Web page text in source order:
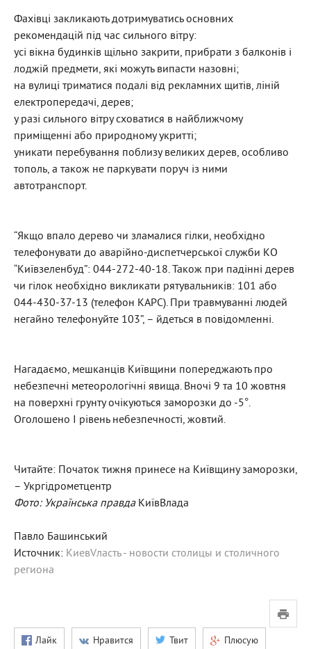
Фахівці закликають дотримуватись основних
рекомендацій під час сильного вітру:
усі вікна будинків щільно закрити, прибрати з балконів і
лоджій предмети, які можуть випасти назовні;
на вулиці триматися подалі від рекламних щитів, ліній
електропередачі, дерев;
у разі сильного вітру сховатися в найближчому
приміщенні або природному укритті;
уникати перебування поблизу великих дерев, особливо
тополь, а також не паркувати поруч із ними
автотранспорт.
“Якщо впало дерево чи зламалися гілки, необхідно
телефонувати до аварійно-диспетчерської служби КО
“Київзеленбуд”: 044-272-40-18. Також при падінні дерев
чи гілок необхідно викликати рятувальників: 101 або
044-430-37-13 (телефон КАРС). При травмуванні людей
негайно телефонуйте 103”, – йдеться в повідомленні.
Нагадаємо, мешканців Київщини попереджають про
небезпечні метеорологічні явища. Вночі 9 та 10 жовтня
на поверхні грунту очікуються заморозки до -5°.
Оголошено І рівень небезпечності, жовтий.
Читайте: Початок тижня принесе на Київщину заморозки,
– Укргідрометцентр
Фото: Українська правда КиївВлада
Павло Башинський
Источник: КиевVласть - новости столицы и столичного
региона
Лайк Нравится Твит Плюсую